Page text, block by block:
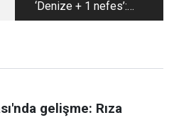
‘Denize + 1 nefes’:
Denizler için birlikte
gelişme: Rıza